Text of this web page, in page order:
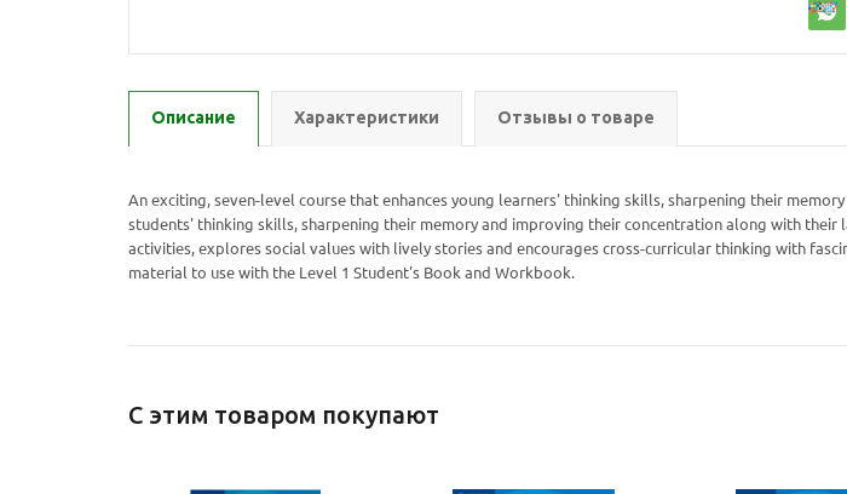
Описание Характеристики Отзывы о товаре
An exciting, seven-level course that enhances young learners' thinking skills, sharpening their
students' thinking skills, sharpening their memory and improving their concentration along with
activities, explores social values with lively stories and encourages cross-curricular thinking with
material to use with the Level 1 Student's Book and Workbook.
С этим товаром покупают